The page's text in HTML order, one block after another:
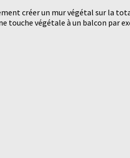
créer un mur végétal sur la
végétale à un balcon par